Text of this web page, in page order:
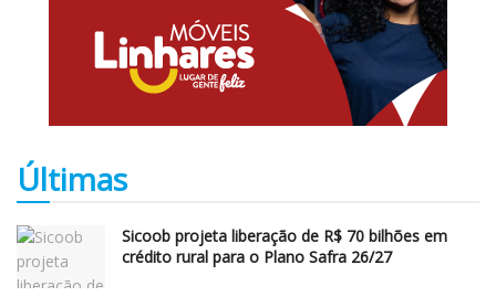
Últimas
Sicoob projeta liberação de R$ 70 bilhões em
crédito rural para o Plano Safra 26/27